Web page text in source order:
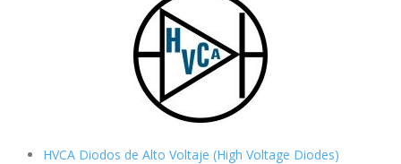
HVCA Diodos de Alto Voltaje (High Voltage Diodes)